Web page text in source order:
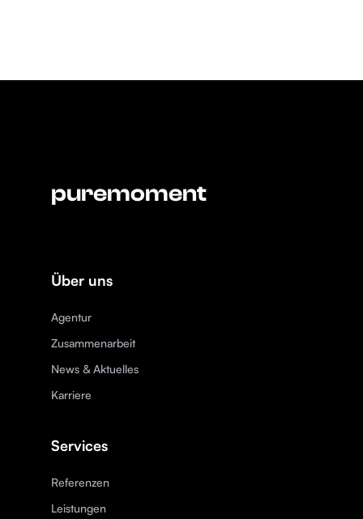
puremoment
Über uns
Agentur
Zusammenarbeit
News & Aktuelles
Karriere
Services
Referenzen
Leistungen